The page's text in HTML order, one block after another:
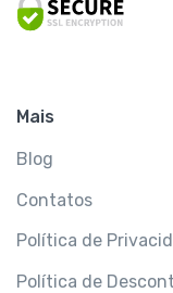
Mais
Blog
Contatos
Política de
Política de